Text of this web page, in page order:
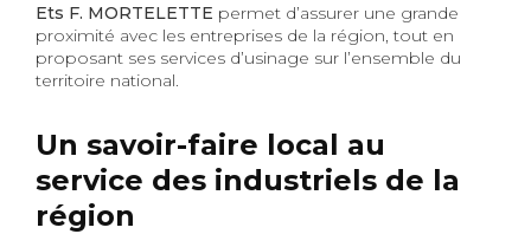
Ets F. MORTELETTE permet d’assurer une grande
proximité avec les entreprises de la région, tout en
proposant ses services d’usinage sur l’ensemble du
territoire national.
Un savoir-faire local au
service des industriels de la
région